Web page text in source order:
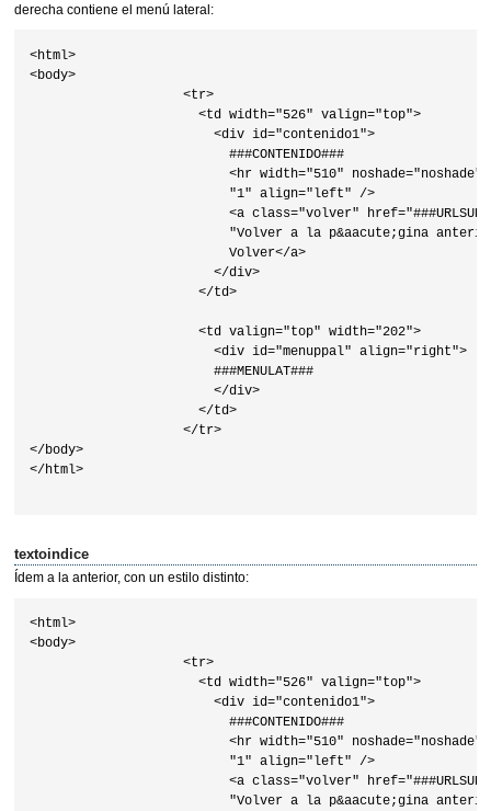
derecha contiene el menú lateral:
<html>
<body>
                    <tr>
                      <td width="526" valign="top">
                        <div id="contenido1">
                          ###CONTENIDO###
<hr width="510" noshade="noshade"
                          "1" align="left" />
<a class="volver"
"Volver a la p&aacute;gina
                          Volver</a>
                        </div>
                      </td>
                      <td valign="top" width="202">
                        <div id="menuppal" align="right">
                        ###MENULAT###
                        </div>
                      </td>
                    </tr>
</body>
</html>
textoindice
Ídem a la anterior, con un estilo distinto:
<html>
<body>
                    <tr>
                      <td width="526" valign="top">
                        <div id="contenido1">
                          ###CONTENIDO###
<hr width="510" noshade="noshade"
                          "1" align="left" />
<a class="volver"
"Volver a la p&aacute;gina